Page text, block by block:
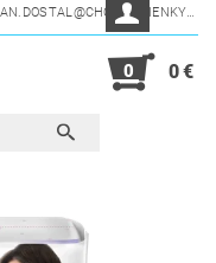
0 0 €